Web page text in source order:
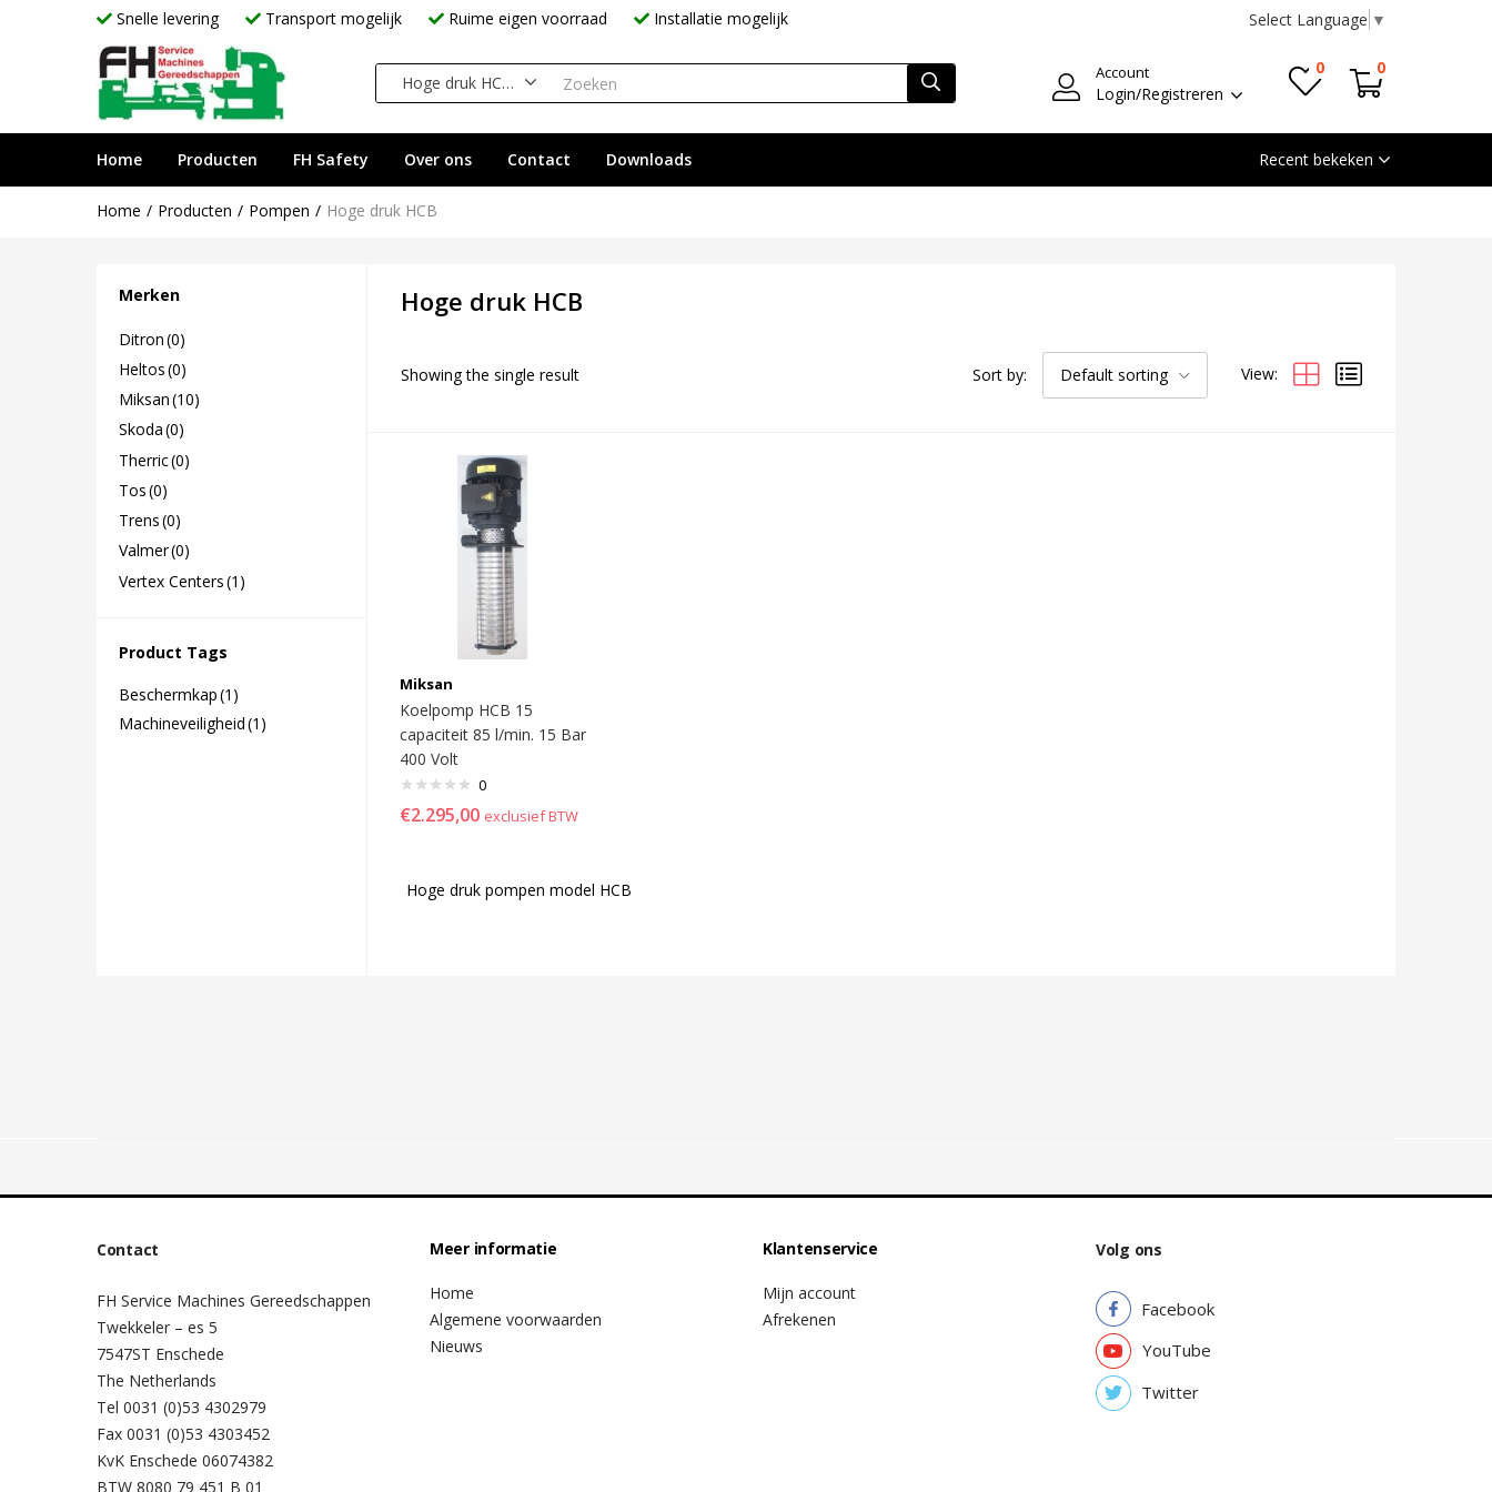
Snelle levering Transport mogelijk Ruime eigen voorraad Installatie mogelijk Select Language ▼
Hoge druk HCB (1)
Account
Login/Registreren
0 0
Home Producten FH Safety Over ons Contact Downloads Recent bekeken
Home Producten Pompen Hoge druk HCB
Merken
Ditron(0)
Heltos(0)
Miksan(10)
Skoda(0)
Therric(0)
Tos(0)
Trens(0)
Valmer(0)
Vertex Centers(1)
Product Tags
Beschermkap(1)
Machineveiligheid(1)
Hoge druk HCB
Showing the single result Sort by: Default sorting View:
Miksan
Koelpomp HCB 15
capaciteit 85 l/min. 15 Bar
400 Volt
0
€2.295,00 exclusief BTW
Hoge druk pompen model HCB
Contact
FH Service Machines Gereedschappen
Twekkeler – es 5
7547ST Enschede
The Netherlands
Tel 0031 (0)53 4302979
Fax 0031 (0)53 4303452
KvK Enschede 06074382
BTW 8080 79 451 B 01
Meer informatie
Home
Algemene voorwaarden
Nieuws
Klantenservice
Mijn account
Afrekenen
Volg ons
Facebook
YouTube
Twitter